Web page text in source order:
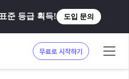
준 등급 획득! 도입 문의
무료로 시작하기